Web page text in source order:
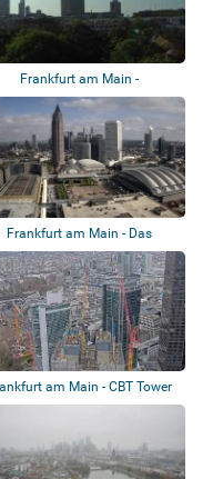
Frankfurt am Main -
Bankenviertel
Frankfurt am Main - Das
Messegelände
am Main - CBT Tower